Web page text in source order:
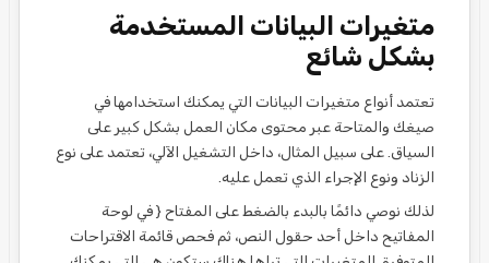
متغيرات البيانات المستخدمة
بشكل شائع
تعتمد أنواع متغيرات البيانات التي يمكنك استخدامها في
صيغك والمتاحة عبر محتوى مكان العمل بشكل كبير على
السياق. على سبيل المثال، داخل التشغيل الآلي، تعتمد على نوع
الزناد ونوع الإجراء الذي تعمل عليه.
لذلك نوصي دائمًا بالبدء بالضغط على المفتاح { في لوحة
المفاتيح داخل أحد حقول النص، ثم فحص قائمة الاقتراحات